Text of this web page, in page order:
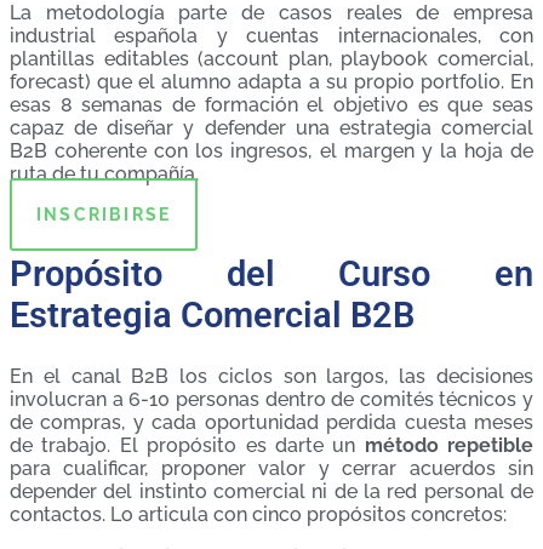
La metodología parte de casos reales de empresa
industrial española y cuentas internacionales, con
plantillas editables (account plan, playbook comercial,
forecast) que el alumno adapta a su propio portfolio. En
esas 8 semanas de formación el objetivo es que seas
capaz de diseñar y defender una estrategia comercial
B2B coherente con los ingresos, el margen y la hoja de
ruta de tu compañía.
INSCRIBIRSE
Propósito del Curso en
Estrategia Comercial B2B
En el canal B2B los ciclos son largos, las decisiones
involucran a 6-10 personas dentro de comités técnicos y
de compras, y cada oportunidad perdida cuesta meses
de trabajo. El propósito es darte un método repetible
para cualificar, proponer valor y cerrar acuerdos sin
depender del instinto comercial ni de la red personal de
contactos. Lo articula con cinco propósitos concretos: